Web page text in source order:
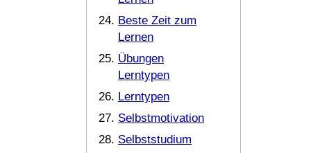
Beste Zeit zum
Lernen
Übungen
Lerntypen
Lerntypen
Selbstmotivation
Selbststudium